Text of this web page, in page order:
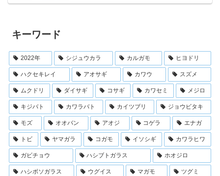
キーワード
2022年 シジュウカラ カルガモ ヒヨドリ
ハクセキレイ アオサギ カワウ スズメ
ムクドリ ダイサギ コサギ カワセミ メジロ
キジバト カワラバト カイツブリ ジョウビタキ
モズ オオバン アオジ コゲラ エナガ
トビ ヤマガラ コガモ イソシギ カワラヒワ
ガビチョウ ハシブトガラス ホオジロ
ハシボソガラス ウグイス マガモ ツグミ